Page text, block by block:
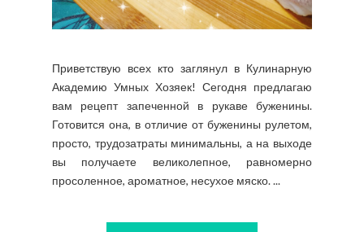
Приветствую всех кто заглянул в Кулинарную
Академию Умных Хозяек! Сегодня предлагаю
вам рецепт запеченной в рукаве буженины.
Готовится она, в отличие от буженины рулетом,
просто, трудозатраты минимальны, а на выходе
вы получаете великолепное, равномерно
просоленное, ароматное, несухое мяско. ...